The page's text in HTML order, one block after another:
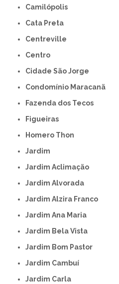
Camilópolis
Cata Preta
Centreville
Centro
Cidade São Jorge
Condomínio Maracanã
Fazenda dos Tecos
Figueiras
Homero Thon
Jardim
Jardim Aclimação
Jardim Alvorada
Jardim Alzira Franco
Jardim Ana Maria
Jardim Bela Vista
Jardim Bom Pastor
Jardim Cambuí
Jardim Carla